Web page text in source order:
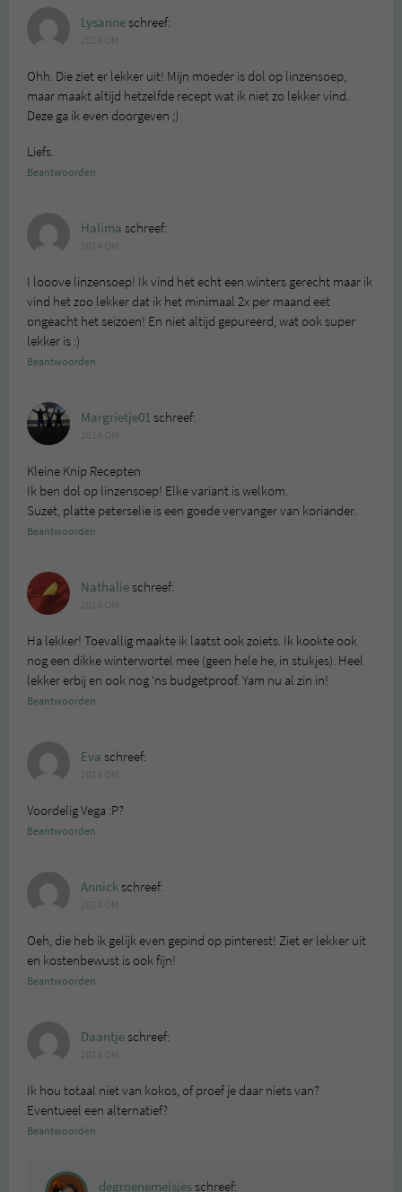
Lysanneschreef:
Ohh. Die ziet er lekker uit! Mijn moeder is dol op linzensoep,
maar maakt altijd hetzelfde recept wat ik niet zo lekker vind.
Deze ga ik even doorgeven ;)
Liefs.
Beantwoorden
Halima schreef:
I looove linzensoep! Ik vind het echt een winters gerecht maar ik
vind het zoo lekker dat ik het minimaal 2x per maand eet
ongeacht het seizoen! En niet altijd gepureerd, wat ook super
lekker is :)
Beantwoorden
Margrietje01schreef:
Kleine Knip Recepten
Ik ben dol op linzensoep! Elke variant is welkom.
Suzet, platte peterselie is een goede vervanger van koriander.
Beantwoorden
Nathalieschreef:
Ha lekker! Toevallig maakte ik laatst ook zoiets. Ik kookte ook
nog een dikke winterwortel mee (geen hele he, in stukjes). Heel
lekker erbij en ook nog ‘ns budgetproof. Yam nu al zin in!
Beantwoorden
Eva schreef:
Voordelig Vega :P?
Beantwoorden
Annickschreef:
Oeh, die heb ik gelijk even gepind op pinterest! Ziet er lekker uit
en kostenbewust is ook fijn!
Beantwoorden
Daantjeschreef:
Ik hou totaal niet van kokos, of proef je daar niets van?
Eventueel een alternatief?
Beantwoorden
degroenemeisjesschreef: